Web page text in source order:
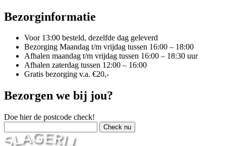
Bezorginformatie
Voor 13:00 besteld, dezelfde dag geleverd
Bezorging Maandag t/m vrijdag tussen 16:00 – 18:00
Afhalen maandag t/m vrijdag tussen 16:00 – 18:30 uur
Afhalen zaterdag tussen 12:00 – 16:00
Gratis bezorging v.a. €20,-
Bezorgen we bij jou?
Doe hier de postcode check!